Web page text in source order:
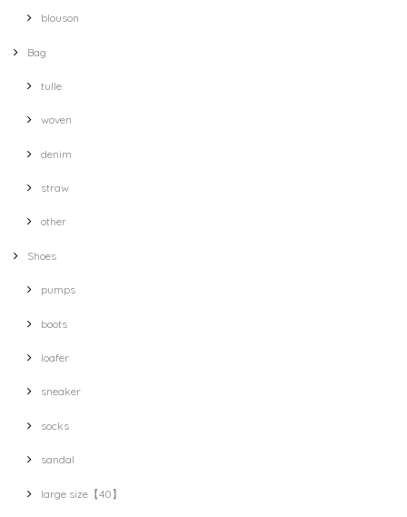
blouson
Bag
tulle
woven
denim
straw
other
Shoes
pumps
boots
loafer
sneaker
socks
sandal
large size【40】